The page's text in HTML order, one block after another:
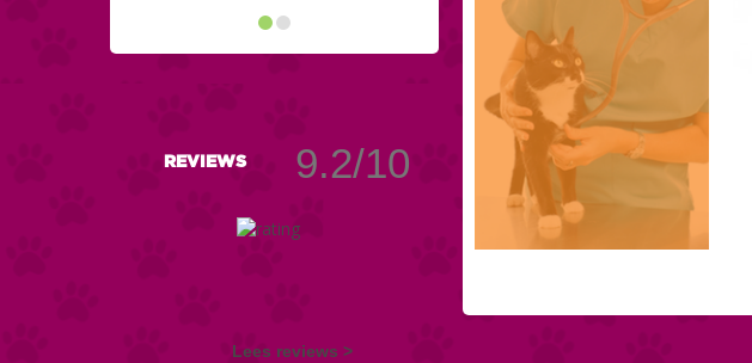
REVIEWS 9.2/10
Lees reviews >